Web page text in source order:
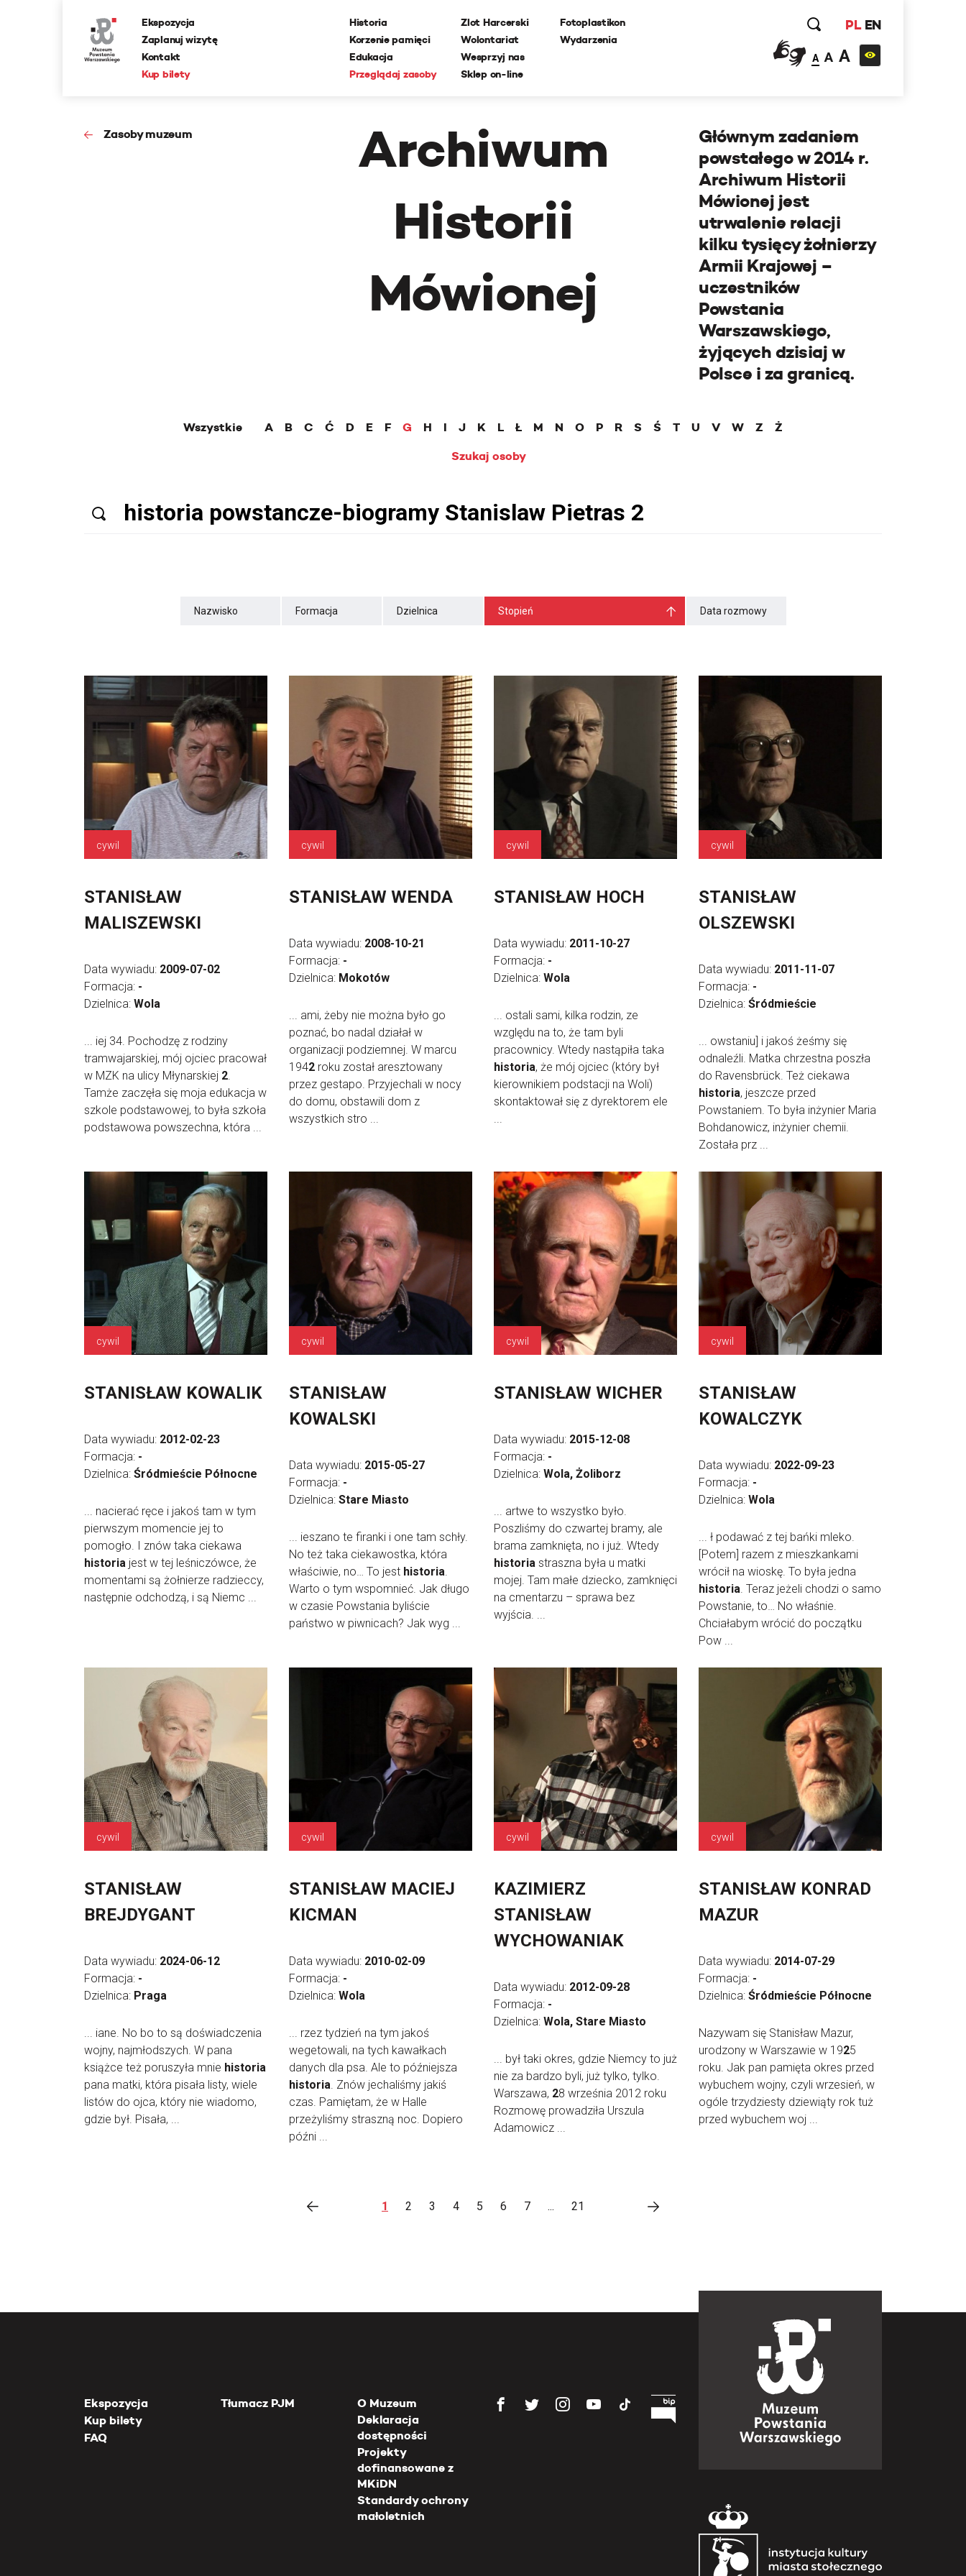
Ekspozycja
Zaplanuj wizytę
Kontakt
Kup bilety
Historia
Korzenie pamięci
Edukacja
Przeglądaj zasoby
Zlot Harcerski
Wolontariat
Wesprzyj nas
Sklep on-line
Fotoplastikon
Wydarzenia
PL EN
A A A
Zasoby muzeum
Archiwum
Historii
Mówionej
Głównym zadaniem
powstałego w 2014 r.
Archiwum Historii
Mówionej jest
utrwalenie relacji
kilku tysięcy żołnierzy
Armii Krajowej –
uczestników
Powstania
Warszawskiego,
żyjących dzisiaj w
Polsce i za granicą.
Wszystkie A B C Ć D E F G H I J K L Ł M N O P R S Ś T U V W Z
Ż
Szukaj osoby
Nazwisko Formacja Dzielnica Stopień Data rozmowy
cywil
STANISŁAW
MALISZEWSKI
Data wywiadu: 2009-07-02
Formacja: -
Dzielnica: Wola
... iej 34. Pochodzę z rodziny
tramwajarskiej, mój ojciec pracował
w MZK na ulicy Młynarskiej 2.
Tamże zaczęła się moja edukacja w
szkole podstawowej, to była szkoła
podstawowa powszechna, która ...
cywil
STANISŁAW WENDA
Data wywiadu: 2008-10-21
Formacja: -
Dzielnica: Mokotów
... ami, żeby nie można było go
poznać, bo nadal działał w
organizacji podziemnej. W marcu
1942 roku został aresztowany
przez gestapo. Przyjechali w nocy
do domu, obstawili dom z
wszystkich stro ...
cywil
STANISŁAW HOCH
Data wywiadu: 2011-10-27
Formacja: -
Dzielnica: Wola
... ostali sami, kilka rodzin, ze
względu na to, że tam byli
pracownicy. Wtedy nastąpiła taka
historia, że mój ojciec (który był
kierownikiem podstacji na Woli)
skontaktował się z dyrektorem ele
...
cywil
STANISŁAW
OLSZEWSKI
Data wywiadu: 2011-11-07
Formacja: -
Dzielnica: Śródmieście
... owstaniu] i jakoś żeśmy się
odnaleźli. Matka chrzestna poszła
do Ravensbrück. Też ciekawa
historia, jeszcze przed
Powstaniem. To była inżynier Maria
Bohdanowicz, inżynier chemii.
Została prz ...
cywil
STANISŁAW KOWALIK
Data wywiadu: 2012-02-23
Formacja: -
Dzielnica: Śródmieście Północne
... nacierać ręce i jakoś tam w tym
pierwszym momencie jej to
pomogło. I znów taka ciekawa
historia jest w tej leśniczówce, że
momentami są żołnierze radzieccy,
następnie odchodzą, i są Niemc ...
cywil
STANISŁAW
KOWALSKI
Data wywiadu: 2015-05-27
Formacja: -
Dzielnica: Stare Miasto
... ieszano te firanki i one tam schły.
No też taka ciekawostka, która
właściwie, no… To jest historia.
Warto o tym wspomnieć. Jak długo
w czasie Powstania byliście
państwo w piwnicach? Jak wyg ...
cywil
STANISŁAW WICHER
Data wywiadu: 2015-12-08
Formacja: -
Dzielnica: Wola, Żoliborz
... artwe to wszystko było.
Poszliśmy do czwartej bramy, ale
brama zamknięta, no i już. Wtedy
historia straszna była u matki
mojej. Tam małe dziecko, zamknięci
na cmentarzu – sprawa bez
wyjścia. ...
cywil
STANISŁAW
KOWALCZYK
Data wywiadu: 2022-09-23
Formacja: -
Dzielnica: Wola
... ł podawać z tej bańki mleko.
[Potem] razem z mieszkankami
wrócił na wioskę. To była jedna
historia. Teraz jeżeli chodzi o samo
Powstanie, to… No właśnie.
Chciałabym wrócić do początku
Pow ...
cywil
STANISŁAW
BREJDYGANT
Data wywiadu: 2024-06-12
Formacja: -
Dzielnica: Praga
... iane. No bo to są doświadczenia
wojny, najmłodszych. W pana
książce też poruszyła mnie historia
pana matki, która pisała listy, wiele
listów do ojca, który nie wiadomo,
gdzie był. Pisała, ...
cywil
STANISŁAW MACIEJ
KICMAN
Data wywiadu: 2010-02-09
Formacja: -
Dzielnica: Wola
... rzez tydzień na tym jakoś
wegetowali, na tych kawałkach
danych dla psa. Ale to późniejsza
historia. Znów jechaliśmy jakiś
czas. Pamiętam, że w Halle
przeżyliśmy straszną noc. Dopiero
późni ...
cywil
KAZIMIERZ
STANISŁAW
WYCHOWANIAK
Data wywiadu: 2012-09-28
Formacja: -
Dzielnica: Wola, Stare Miasto
... był taki okres, gdzie Niemcy to już
nie za bardzo byli, już tylko, tylko.
Warszawa, 28 września 2012 roku
Rozmowę prowadziła Urszula
Adamowicz ...
cywil
STANISŁAW KONRAD
MAZUR
Data wywiadu: 2014-07-29
Formacja: -
Dzielnica: Śródmieście Północne
Nazywam się Stanisław Mazur,
urodzony w Warszawie w 1925
roku. Jak pan pamięta okres przed
wybuchem wojny, czyli wrzesień, w
ogóle trzydziesty dziewiąty rok tuż
przed wybuchem woj ...
1 2 3 4 5 6 7 ... 21
Ekspozycja
Kup bilety
FAQ
Tłumacz PJM
O Muzeum
Deklaracja
dostępności
Projekty
dofinansowane z
MKiDN
Standardy ochrony
małoletnich